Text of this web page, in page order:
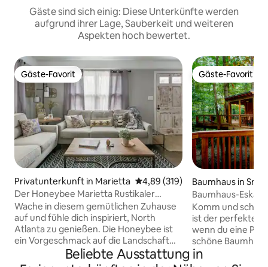
Gäste sind sich einig: Diese Unterkünfte werden
aufgrund ihrer Lage, Sauberkeit und weiteren
Aspekten hoch bewertet.
Gäste-Favorit
Gäste-Favorit
Privatunterkunft in Marietta Durchschnittliche Bewertung:
4,89 (319)
Der Honeybee Marietta Rustikaler
moderner Bauernhaus-Bungalow
Wache in diesem gemütlichen Zuhause
auf und fühle dich inspiriert, North
Atlanta zu genießen. Die Honeybee ist
ein Vorgeschmack auf die Landschaft
der 1950er Jahre direkt an der Stadt mit
freiliegenden Balkendecken,
Gäste-Favorit
Gäste-Favorit
Baumhaus in
Baumhaus-
TreeHausATL
Komm und schlaf
ist der perfekte
wenn du eine
schöne
Hektar
wenige Minuten
Beliebte Ausstattung in